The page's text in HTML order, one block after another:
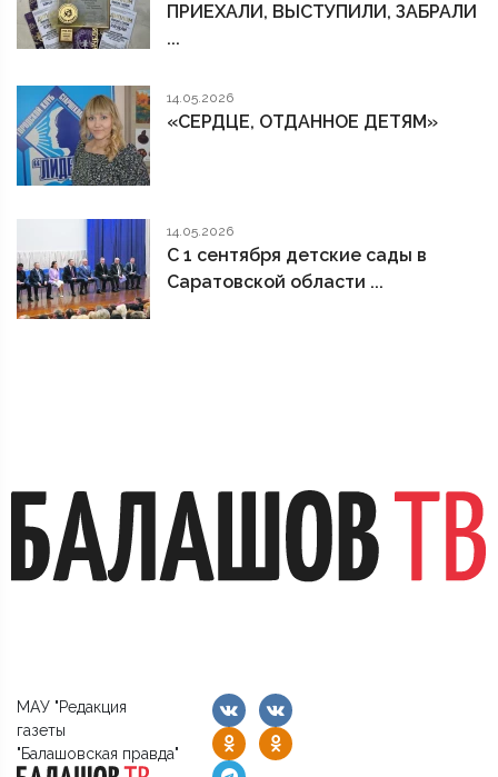
ПРИЕХАЛИ, ВЫСТУПИЛИ, ЗАБРАЛИ
...
14.05.2026
«СЕРДЦЕ, ОТДАННОЕ ДЕТЯМ»
14.05.2026
С 1 сентября детские сады в
Саратовской области ...
МАУ "Редакция
газеты
"Балашовская правда"